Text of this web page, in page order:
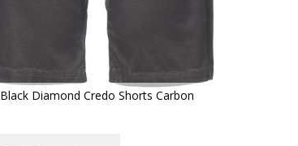
Black Diamond Credo Shorts Carbon